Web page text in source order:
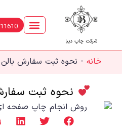
شرکت چاپ دیبا
خانه - نحوه ثبت سفارش بالن
نحوه ثبت